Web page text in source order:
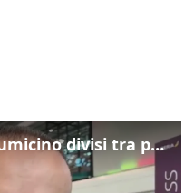
Spagna, gli italiani a Fiumicino divisi tra preoccupazione e dispiacere per i controlli